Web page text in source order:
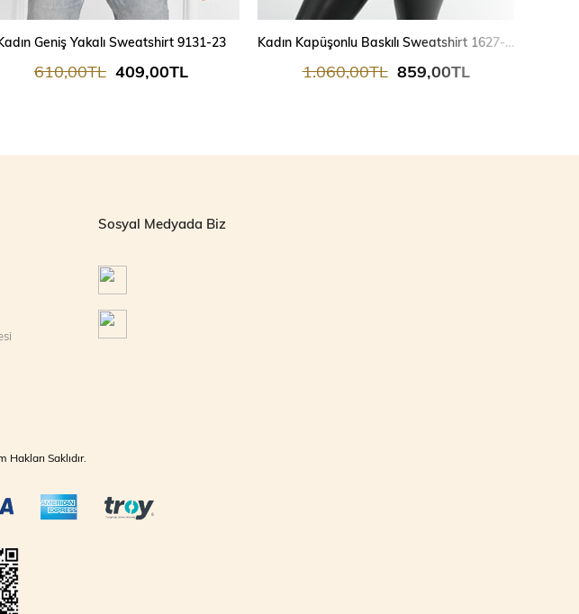
Geniş Yakalı Sweatshirt 9131-23
409,00TL
610,00TL
Kadın Kapüşonlu Baskılı Sweatshirt 1627-25
859,00TL
1.060,00TL
Sosyal Medyada Biz
Hakları Saklıdır.